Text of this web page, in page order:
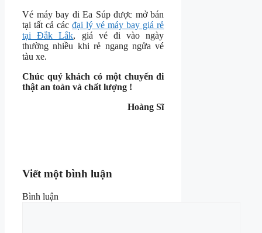
Vé máy bay đi Ea Súp được mở bán
tại tất cả cácđại lý vé máy bay giá rẻ
tại Đắk Lắk, giá vé đi vào ngày
thường nhiều khi rẻ ngang ngửa vé
tàu xe.
Chúc quý khách có một chuyến đi
thật an toàn và chất lượng !
Hoàng Sĩ
Viết một bình luận
Bình luận